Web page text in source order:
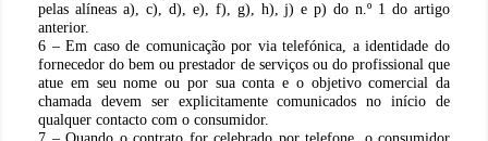
pelas alíneas a), c), d), e), f), g), h), j) e p) do n.º 1 do artigo
anterior.
6 – Em caso de comunicação por via telefónica, a identidade do
fornecedor do bem ou prestador de serviços ou do profissional que
atue em seu nome ou por sua conta e o objetivo comercial da
chamada devem ser explicitamente comunicados no início de
qualquer contacto com o consumidor.